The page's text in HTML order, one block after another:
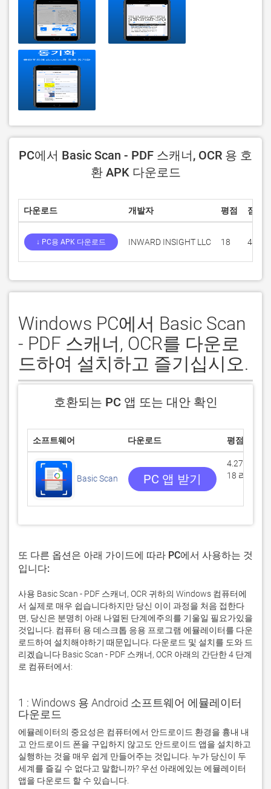
PC에서 Basic Scan - PDF 스캐너, OCR 용 호
환 APK 다운로드
다운로드 개발자 평점 점수
↓ PC용 APK 다운로드 INWARD INSIGHT LLC 18
Windows PC에서 Basic Scan
- PDF 스캐너, OCR를 다운로
드하여 설치하고 즐기십시오.
호환되는 PC 앱 또는 대안 확인
소프트웨어 다운로드 평점
Basic Scan PC 앱 받기
4.27778/5
18 리뷰
또 다른 옵션은 아래 가이드에 따라 PC에서 사용하는 것
입니다:
사용 Basic Scan - PDF 스캐너, OCR 귀하의 Windows 컴퓨터에
서 실제로 매우 쉽습니다하지만 당신 이이 과정을 처음 접한다
면, 당신은 분명히 아래 나열된 단계에주의를 기울일 필요가있을
것입니다. 컴퓨터 용 데스크톱 응용 프로그램 에뮬레이터를 다운
로드하여 설치해야하기 때문입니다. 다운로드 및 설치를 도와 드
리겠습니다 Basic Scan - PDF 스캐너, OCR 아래의 간단한 4 단계
로 컴퓨터에서:
1 : Windows 용 Android 소프트웨어 에뮬레이터
다운로드
에뮬레이터의 중요성은 컴퓨터에서 안드로이드 환경을 흉내 내
고 안드로이드 폰을 구입하지 않고도 안드로이드 앱을 설치하고
실행하는 것을 매우 쉽게 만들어주는 것입니다. 누가 당신이 두
세계를 즐길 수 없다고 말합니까? 우선 아래에있는 에뮬레이터